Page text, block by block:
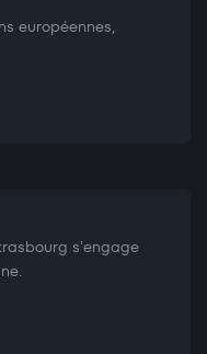
européennes,
s'engage